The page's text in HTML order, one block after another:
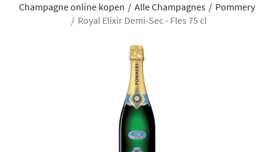
Champagne online kopen Alle Champagnes
Pommery
Royal Elixir Demi-Sec - Fles 75 cl